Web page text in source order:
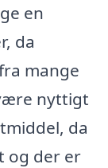
en
da
mange
nyttigt
da
og der er